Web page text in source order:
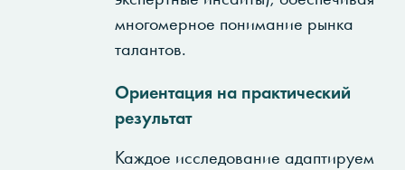
многомерное понимание рынка
талантов.
Ориентация на практический
результат
Каждое исследование адаптируем